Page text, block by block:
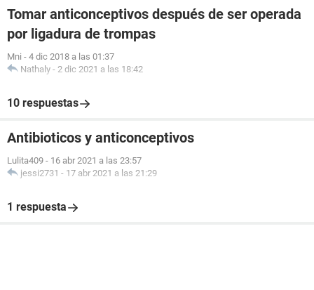
Tomar anticonceptivos después de ser operada
por ligadura de trompas
Mni - 4 dic 2018 a las 01:37
Nathaly - 2 dic 2021 a las 18:42
10 respuestas
Antibioticos y anticonceptivos
Lulita409 - 16 abr 2021 a las 23:57
jessi2731 - 17 abr 2021 a las 21:29
1 respuesta